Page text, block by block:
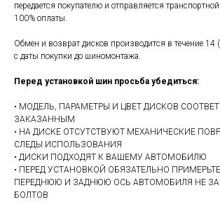
передается покупателю и отправляется
100% оплаты.
Обмен и возврат дисков производится в течение 14
с даты покупки до шиномонтажа.
Перед установкой шин просьба убедиться:
• МОДЕЛЬ, ПАРАМЕТРЫ И ЦВЕТ ДИСКОВ
ЗАКАЗАННЫМ
• НА ДИСКЕ ОТСУТСТВУЮТ МЕХАНИЧЕСКИЕ
СЛЕДЫ ИСПОЛЬЗОВАНИЯ
• ДИСКИ ПОДХОДЯТ К ВАШЕМУ АВТОМОБИЛЮ
• ПЕРЕД УСТАНОВКОЙ ОБЯЗАТЕЛЬНО
ПЕРЕДНЮЮ И ЗАДНЮЮ ОСЬ АВТОМОБИЛЯ НЕ
БОЛТОВ